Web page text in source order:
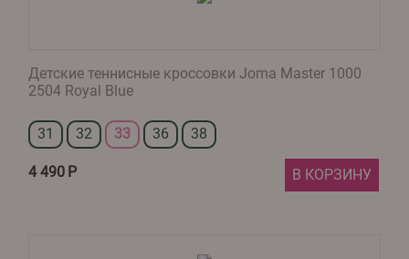
Детские теннисные кроссовки Joma Master 1000
2504 Royal Blue
31 32 33 36 38
4 490 Р В КОРЗИНУ